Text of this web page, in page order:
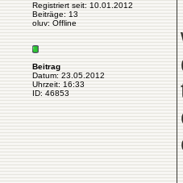
Registriert seit: 10.01.2012
Beiträge: 13
oluv: Offline
Beitrag
Datum: 23.05.2012
Uhrzeit: 16:33
ID: 46853